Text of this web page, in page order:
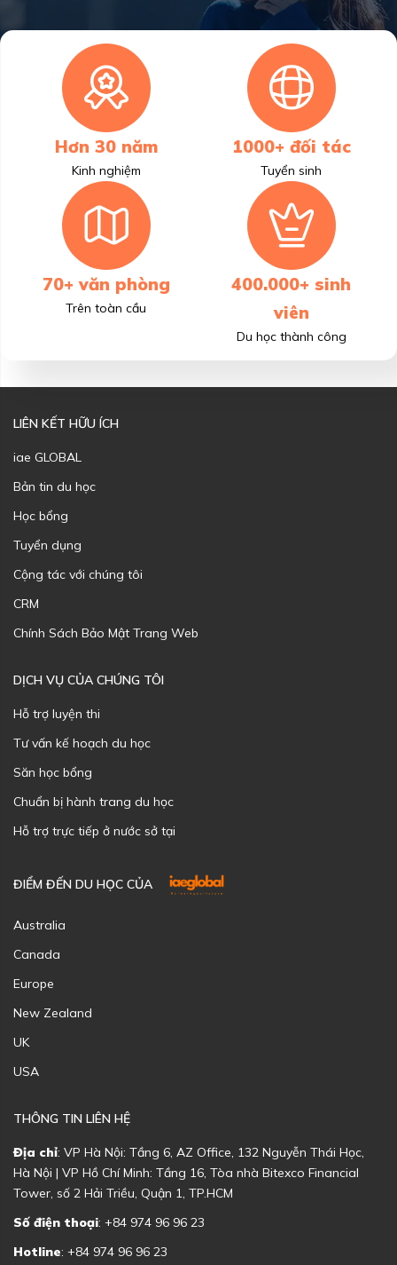
Hơn 30 năm
Kinh nghiệm
1000+ đối tác
Tuyển sinh
70+ văn phòng
Trên toàn cầu
400.000+ sinh
viên
Du học thành công
LIÊN KẾT HỮU ÍCH
iae GLOBAL
Bản tin du học
Học bổng
Tuyển dụng
Cộng tác với chúng tôi
CRM
Chính Sách Bảo Mật Trang Web
DỊCH VỤ CỦA CHÚNG TÔI
Hỗ trợ luyện thi
Tư vấn kế hoạch du học
Săn học bổng
Chuẩn bị hành trang du học
Hỗ trợ trực tiếp ở nước sở tại
ĐIỂM ĐẾN DU HỌC CỦA
Australia
Canada
Europe
New Zealand
UK
USA
THÔNG TIN LIÊN HỆ
Địa chỉ: VP Hà Nội: Tầng 6, AZ Office, 132 Nguyễn Thái Học,
Hà Nội | VP Hồ Chí Minh: Tầng 16, Tòa nhà Bitexco Financial
Tower, số 2 Hải Triều, Quận 1, TP.HCM
Số điện thoại: +84 974 96 96 23
Hotline: +84 974 96 96 23